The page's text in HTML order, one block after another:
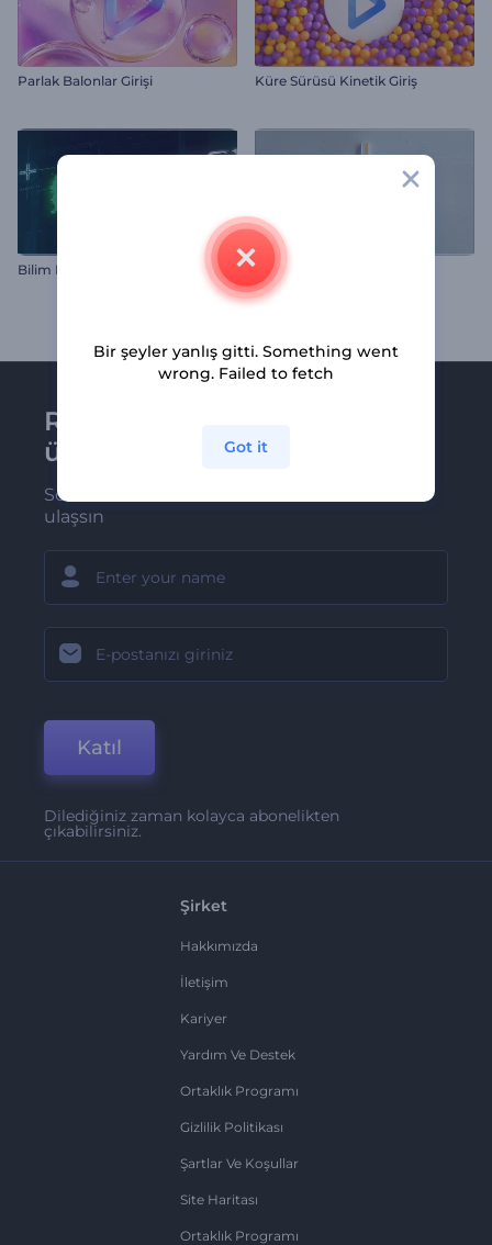
Parlak Balonlar Girişi Küre Sürüsü Kinetik Giriş
Bilim Kurgu Logo Kutsal Haç İntro
Renderforest bültenine
üye olun
Son haber ve tekliflerimiz ilk olarak size
ulaşsın
Katıl
Dilediğiniz zaman kolayca abonelikten
çıkabilirsiniz.
Şirket
Hakkımızda
İletişim
Kariyer
Yardım Ve Destek
Ortaklık Programı
Gizlilik Politikası
Şartlar Ve Koşullar
Site Haritası
Ortaklık Programı
Bir şeyler yanlış gitti. Something went
wrong. Failed to fetch
Got it